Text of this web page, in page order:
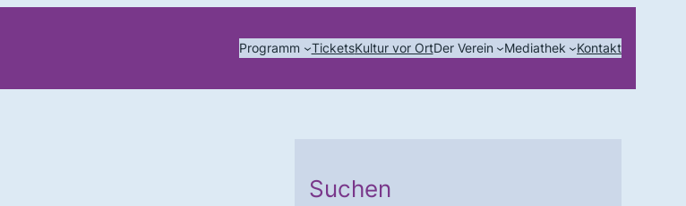
Programm TicketsKultur vor OrtDer Verein Mediathek Kontakt
Suchen